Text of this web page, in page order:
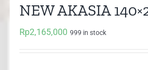
NEW AKASIA
Rp2,165,000 999 in stock